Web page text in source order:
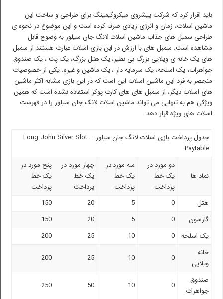
باید اقرار کرد که شرکت پیشروی میکروگیمینگ برای طراحی و ساخت این
ماشین اسلات، زمان و انرژی زیادی صرف کرده است و این موضوع در نحوه ی
طراحی سمبل های جذاب ماشین اسلات لانگ جان سیلور به وضوح قابل
مشاهده است. سمبل های با ارزش در این بازی اسلات عبارت هستند از سمبل
های یک خانه ی ویلایی بزرگ بی نظیر، یک هتل بزرگ، یک پت ، یک صندوق
جواهرات، یک اسلحه، یک سرمایه دار ، یک ماشین و غیره. یکی از خصوصیات
منجصر به فرد این ماشین اسلات این است که در این بازی مشابه اکثر ماشین
های اسلات دیگر، از سمبل های های کارت پوکر استفاده نشده است که همین
ویژگی هم به تنهایی می تواند ماشین اسلات لانگ جان سیلور را در فهرست
اسلات های ویژه قرار دهد.
جدول پرداخت بازی اسلات لانگ جان سیلور – Long John Silver Slot
Paytable
نماد ها
دو مورد در
یک خط
پرداخت
سه مورد در
یک خط
پرداخت
چهار مورد در
یک خط
پرداخت
پنج مورد در
یک خط
پرداخت
هتل
150
گارسون
150
یک اسلحه
0
200
خانه
ویلایی
200
صندوق
جواهرات
250